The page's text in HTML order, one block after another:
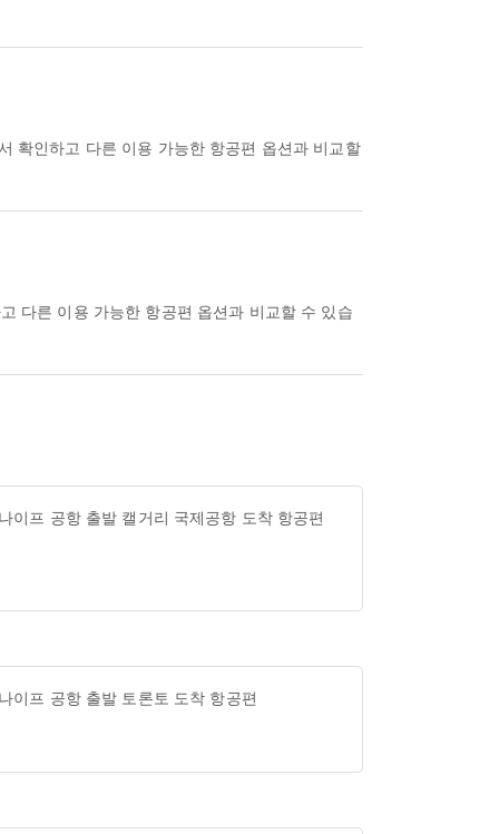
이프 공항 출발 캘거리 국제공항 도착 항공편
이프 공항 출발 토론토 도착 항공편